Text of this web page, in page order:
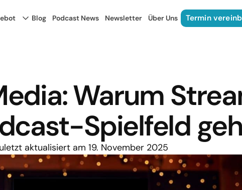
Blog Podcast News Newsletter Über Uns Termin
Warum
Spielfeld
aktualisiert am 19. November 2025